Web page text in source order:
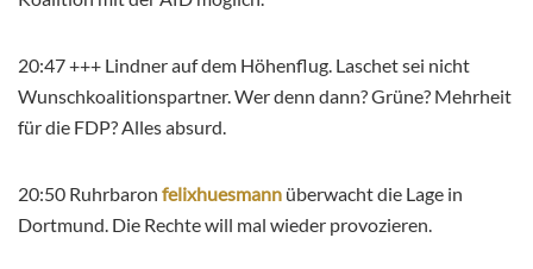
20:47 +++ Lindner auf dem Höhenflug. Laschet sei nicht
Wunschkoalitionspartner. Wer denn dann? Grüne? Mehrheit
für die FDP? Alles absurd.
20:50 Ruhrbaron felixhuesmann überwacht die Lage in
Dortmund. Die Rechte will mal wieder provozieren.